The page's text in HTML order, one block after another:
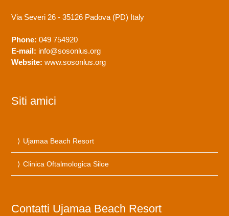
Via Severi 26 - 35126 Padova (PD) Italy
Phone: 049 754920
E-mail: info@sosonlus.org
Website: www.sosonlus.org
Siti amici
Ujamaa Beach Resort
Clinica Oftalmologica Siloe
Contatti Ujamaa Beach Resort